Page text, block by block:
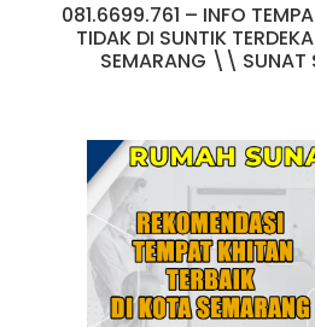
081.6699.761 – INFO
TIDAK DI SUNTIK
SEMARANG \\ SUNAT